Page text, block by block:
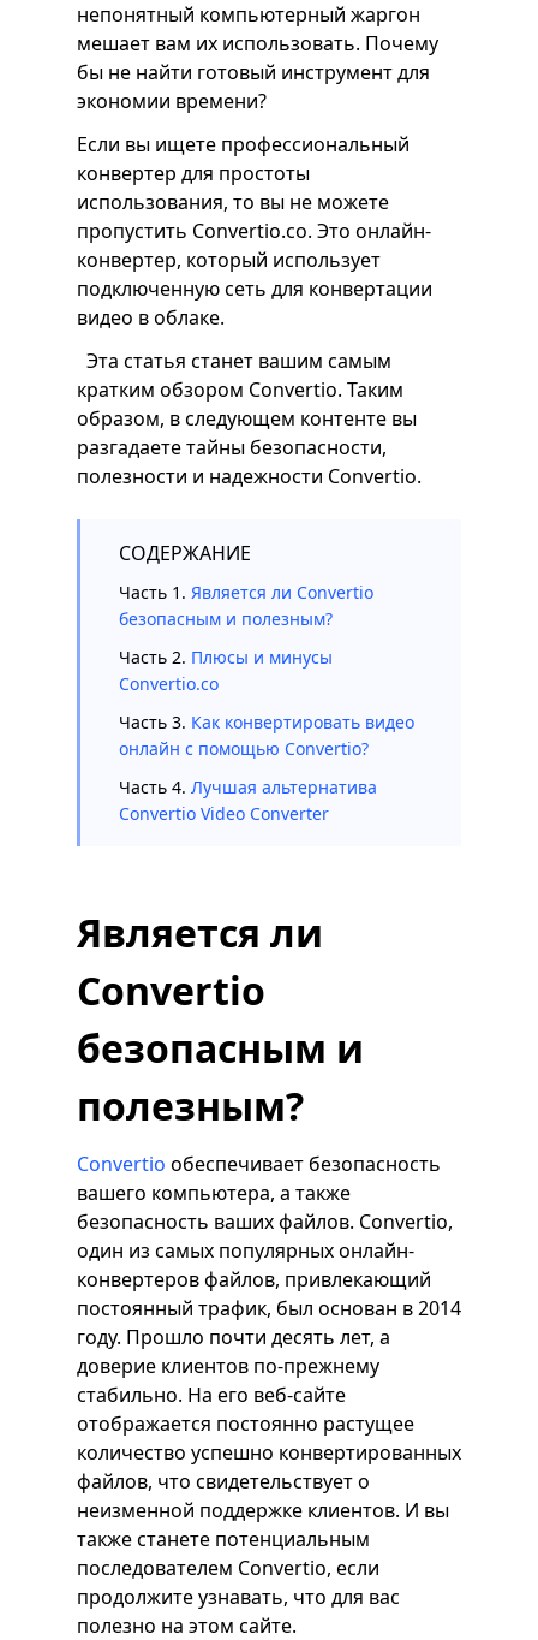
непонятный компьютерный жаргон
мешает вам их использовать. Почему
бы не найти готовый инструмент для
экономии времени?
Если вы ищете профессиональный
конвертер для простоты
использования, то вы не можете
пропустить Convertio.co. Это онлайн-
конвертер, который использует
подключенную сеть для конвертации
видео в облаке.
Эта статья станет вашим самым
кратким обзором Convertio. Таким
образом, в следующем контенте вы
разгадаете тайны безопасности,
полезности и надежности Convertio.
СОДЕРЖАНИЕ
Часть 1. Является ли Convertio
безопасным и полезным?
Часть 2. Плюсы и минусы
Convertio.co
Часть 3. Как конвертировать видео
онлайн с помощью Convertio?
Часть 4. Лучшая альтернатива
Convertio Video Converter
Является ли
Convertio
безопасным и
полезным?
Convertio обеспечивает безопасность
вашего компьютера, а также
безопасность ваших файлов. Convertio,
один из самых популярных онлайн-
конвертеров файлов, привлекающий
постоянный трафик, был основан в 2014
году. Прошло почти десять лет, а
доверие клиентов по-прежнему
стабильно. На его веб-сайте
отображается постоянно растущее
количество успешно конвертированных
файлов, что свидетельствует о
неизменной поддержке клиентов. И вы
также станете потенциальным
последователем Convertio, если
продолжите узнавать, что для вас
полезно на этом сайте.